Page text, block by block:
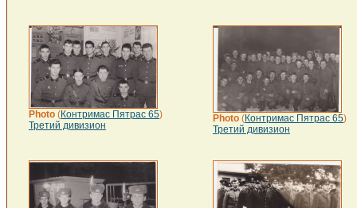
Photo (Контримас Пятрас 65)
Третий дивизион
Photo (Контримас Пятрас 65)
Третий дивизион